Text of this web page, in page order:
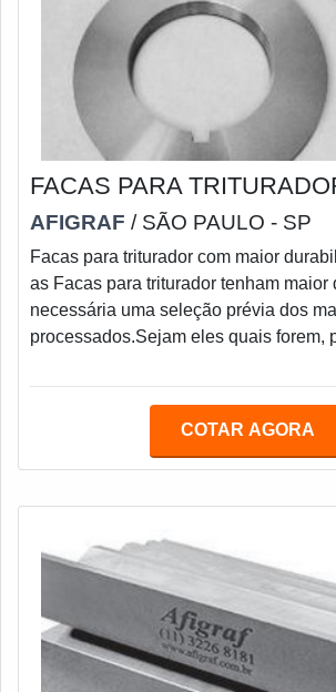
FACAS PARA
AFIGRAF / SÃO PAULO - SP
Facas para triturador com maior
as Facas para triturador tenham maior
necessária uma seleção prévia dos
processados.Sejam eles quais forem,
características de massa, material e
suma importância consultar sempre,
COTAR AGORA